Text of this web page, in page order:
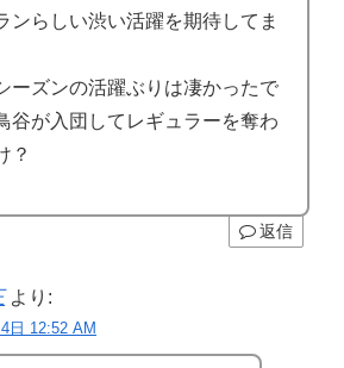
ンらしい渋い活躍を期待してま
ーズンの活躍ぶりは凄かったで
谷が入団してレギュラーを奪わ
？
返信
より:
日 12:52 AM